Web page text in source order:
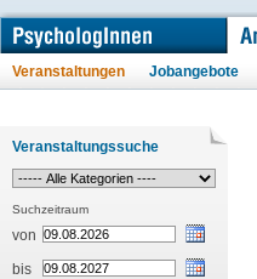
Veranstaltungen Jobangebote
Veranstaltungssuche
Suchzeitraum
von
bis